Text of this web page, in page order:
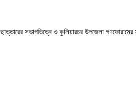
সভাপতিত্বে ও কুলিয়ারচর উপজেলা গণফোরামের